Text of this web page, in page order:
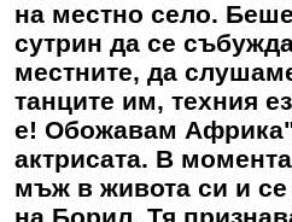
на местно село.
сутрин да се
местните, да
танците им, техния
е! Обожавам
актрисата. В
мъж в живота си и се
на Борил. Тя